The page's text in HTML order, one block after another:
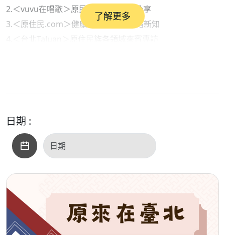
2.＜vuvu在唱歌＞原民族語原創歌曲分享
3.＜原住民.com＞健康衛生保健與網路新知
3.原住民.com（生活資訊）：正向好習慣可以改變大腦年齡
●本集歌單：
＜開場白＞：路
＜單元一＞：護衛歌、火開始的地方、大大的眼睛
＜單元二＞：Pakarongay少年階級
＜單元三＞：蝸蝸、來唱歌跳舞、老情歌
了解更多
日期 :